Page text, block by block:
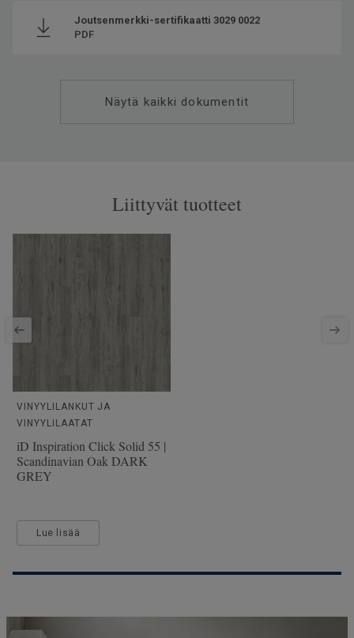
Joutsenmerkki-sertifikaatti 3029 0022
PDF
Näytä kaikki dokumentit
Liittyvät tuotteet
VINYYLILANKUT JA
VINYYLILAATAT
iD Inspiration Click Solid 55 |
Scandinavian Oak DARK
GREY
Lue lisää